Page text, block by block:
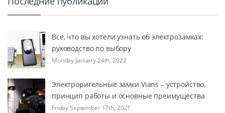
Все, что вы хотели узнать об электрозамках:
руководство по выбору
Monday January 24th, 2022
Электроригельные замки Vians – устройство,
принцип работы и основные преимущества
Friday September 17th, 2021